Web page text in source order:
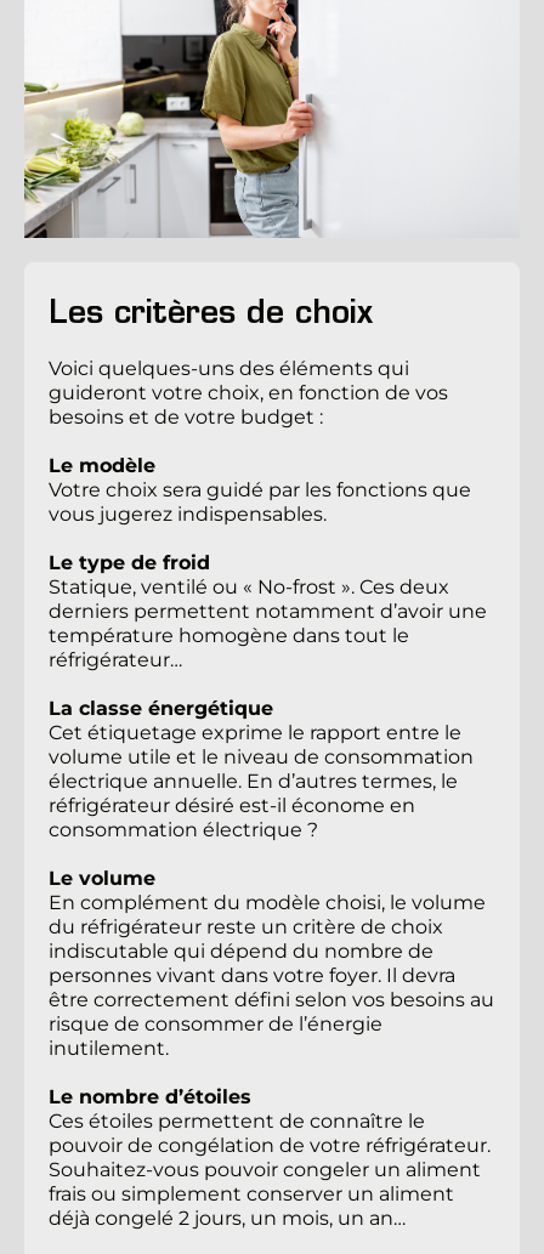
Les critères de choix
Voici quelques-uns des éléments qui
guideront votre choix, en fonction de vos
besoins et de votre budget :
Le modèle
Votre choix sera guidé par les fonctions que
vous jugerez indispensables.
Le type de froid
Statique, ventilé ou « No-frost ». Ces deux
derniers permettent notamment d’avoir une
température homogène dans tout le
réfrigérateur…
La classe énergétique
Cet étiquetage exprime le rapport entre le
volume utile et le niveau de consommation
électrique annuelle. En d’autres termes, le
réfrigérateur désiré est-il économe en
consommation électrique ?
Le volume
En complément du modèle choisi, le volume
du réfrigérateur reste un critère de choix
indiscutable qui dépend du nombre de
personnes vivant dans votre foyer. Il devra
être correctement défini selon vos besoins au
risque de consommer de l’énergie
inutilement.
Le nombre d’étoiles
Ces étoiles permettent de connaître le
pouvoir de congélation de votre réfrigérateur.
Souhaitez-vous pouvoir congeler un aliment
frais ou simplement conserver un aliment
déjà congelé 2 jours, un mois, un an…